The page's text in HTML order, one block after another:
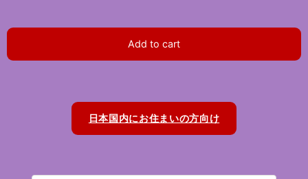
Add to cart
日本国内にお住まいの方向け